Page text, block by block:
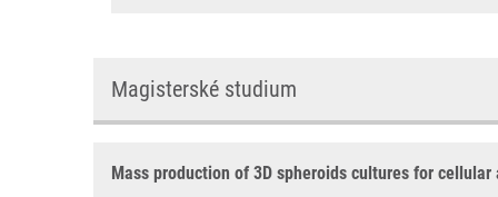
Magisterské studium
Mass production of 3D spheroids cultures for cellular